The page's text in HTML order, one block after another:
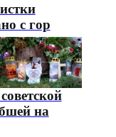
с гор
на